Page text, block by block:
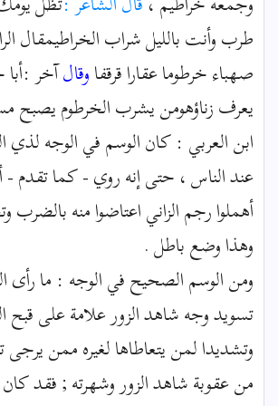
طرب وأنت بالليل شراب الخراطيمقال
صهباء خرطوما عقارا قرقفاوقالآخر
يعرف زناؤهومن يشرب الخرطوم يصبح
ابن العربي : كان الوسم في الوجه لذي
عند الناس ، حتى إنه روي - كما تقدم -
أهملوا رجم الزاني اعتاضوا منه بالضرب
وهذا وضع باطل .
ومن الوسم الصحيح في الوجه : ما رأى
تسويد وجه شاهد الزور علامة على قبح
وتشديدا لمن يتعاطاها لغيره ممن يرجى
من عقوبة شاهد الزور وشهرته ; فقد